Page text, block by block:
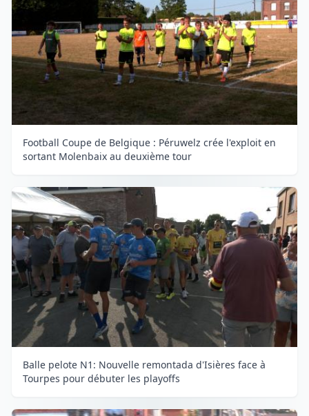
Football Coupe de Belgique : Péruwelz crée l'exploit en
sortant Molenbaix au deuxième tour
Balle pelote N1: Nouvelle remontada d'Isières face à
Tourpes pour débuter les playoffs